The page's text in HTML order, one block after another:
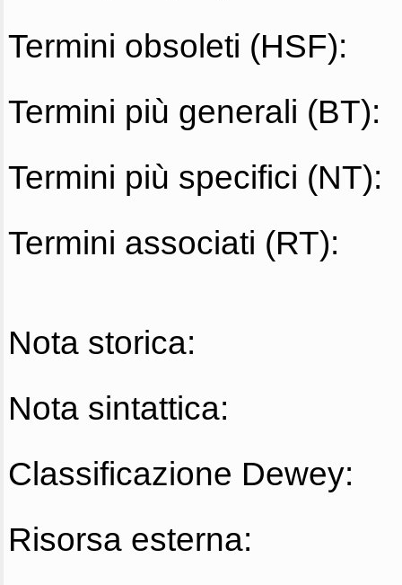
Termini obsoleti (HSF):
Termini più generali (BT):
Termini più specifici (NT):
Termini associati (RT):
Nota storica:
Nota sintattica:
Classificazione Dewey:
Risorsa esterna: